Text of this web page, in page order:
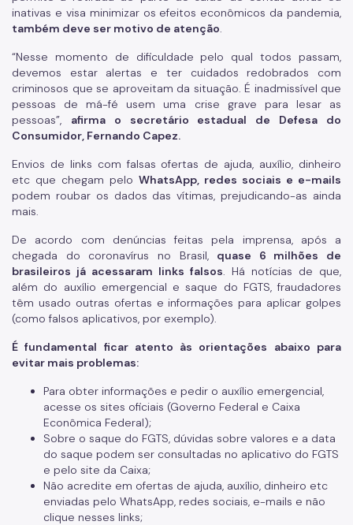
inativas e visa minimizar os efeitos econômicos da pandemia,
também deve ser motivo de atenção.
“Nesse momento de dificuldade pelo qual todos passam,
devemos estar alertas e ter cuidados redobrados com
criminosos que se aproveitam da situação. É inadmissível que
pessoas de má-fé usem uma crise grave para lesar as
pessoas”, afirma o secretário estadual de Defesa do
Consumidor, Fernando Capez.
Envios de links com falsas ofertas de ajuda, auxílio, dinheiro
etc que chegam pelo WhatsApp, redes sociais e e-mails
podem roubar os dados das vítimas, prejudicando-as ainda
mais.
De acordo com denúncias feitas pela imprensa, após a
chegada do coronavírus no Brasil, quase 6 milhões de
brasileiros já acessaram links falsos. Há notícias de que,
além do auxílio emergencial e saque do FGTS, fraudadores
têm usado outras ofertas e informações para aplicar golpes
(como falsos aplicativos, por exemplo).
É fundamental ficar atento às orientações abaixo para
evitar mais problemas:
Para obter informações e pedir o auxílio emergencial,
acesse os sites oficiais (Governo Federal e Caixa
Econômica Federal);
Sobre o saque do FGTS, dúvidas sobre valores e a data
do saque podem ser consultadas no aplicativo do FGTS
e pelo site da Caixa;
Não acredite em ofertas de ajuda, auxílio, dinheiro etc
enviadas pelo WhatsApp, redes sociais, e-mails e não
clique nesses links;